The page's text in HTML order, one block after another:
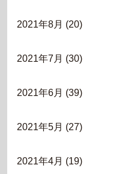
2021年8月 (20)
2021年7月 (30)
2021年6月 (39)
2021年5月 (27)
2021年4月 (19)